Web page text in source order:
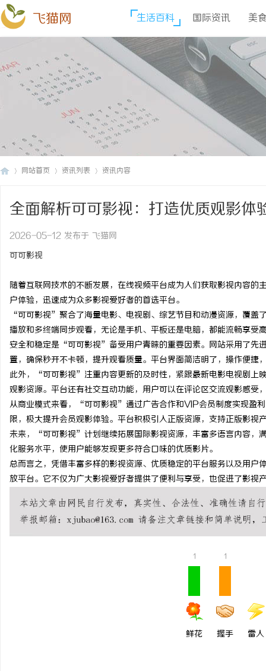
飞猫网 生活百科 国际资讯 美
网站首页 资讯列表 资讯内容
全面解析可可影视：打造优质观影体
2026-05-12 发布于 飞猫网
可可影视
随着互联网技术的不断发展，在线视频平台成为人们获取影视内容
户体验，迅速成为众多影视爱好者的首选平台。
“可可影视”聚合了海量电影、电视剧、综艺节目和动漫资源，覆盖
播放和多终端同步观看，无论是手机、平板还是电脑，都能流畅享受
安全和稳定是“可可影视”备受用户青睐的重要因素。网站采用了先
置，确保秒开不卡顿，提升观看质量。平台界面简洁明了，操作便
此外，“可可影视”注重内容更新的及时性，紧跟最新电影电视剧上
观影资源。平台还有社交互动功能，用户可以在评论区交流观影感受
从商业模式来看，“可可影视”通过广告合作和VIP会员制度实现盈
限，极大提升会员观影体验。平台积极引入正版资源，支持正版影视
未来，“可可影视”计划继续拓展国际影视资源，丰富多语言内容，
化服务水平，使用户能够发现更多符合口味的优质影片。
总而言之，凭借丰富多样的影视资源、优质稳定的平台服务以及用
放平台。它不仅为广大影视爱好者提供了便利与享受，也促进了影视
1
鲜花
1
握手 雷人